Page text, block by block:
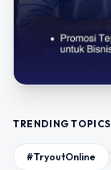
TRENDING TOPICS
#TryoutOnline